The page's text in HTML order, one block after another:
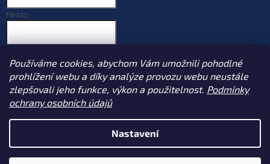
Používáme cookies, abychom Vám umožnili pohodlné
prohlížení webu a díky analýze provozu webu neustále
zlepšovali jeho funkce, výkon a použitelnost. Podmínky
ochrany osobních údajů
Nastavení
Heslo
Nová registrace
Zapomenuté heslo